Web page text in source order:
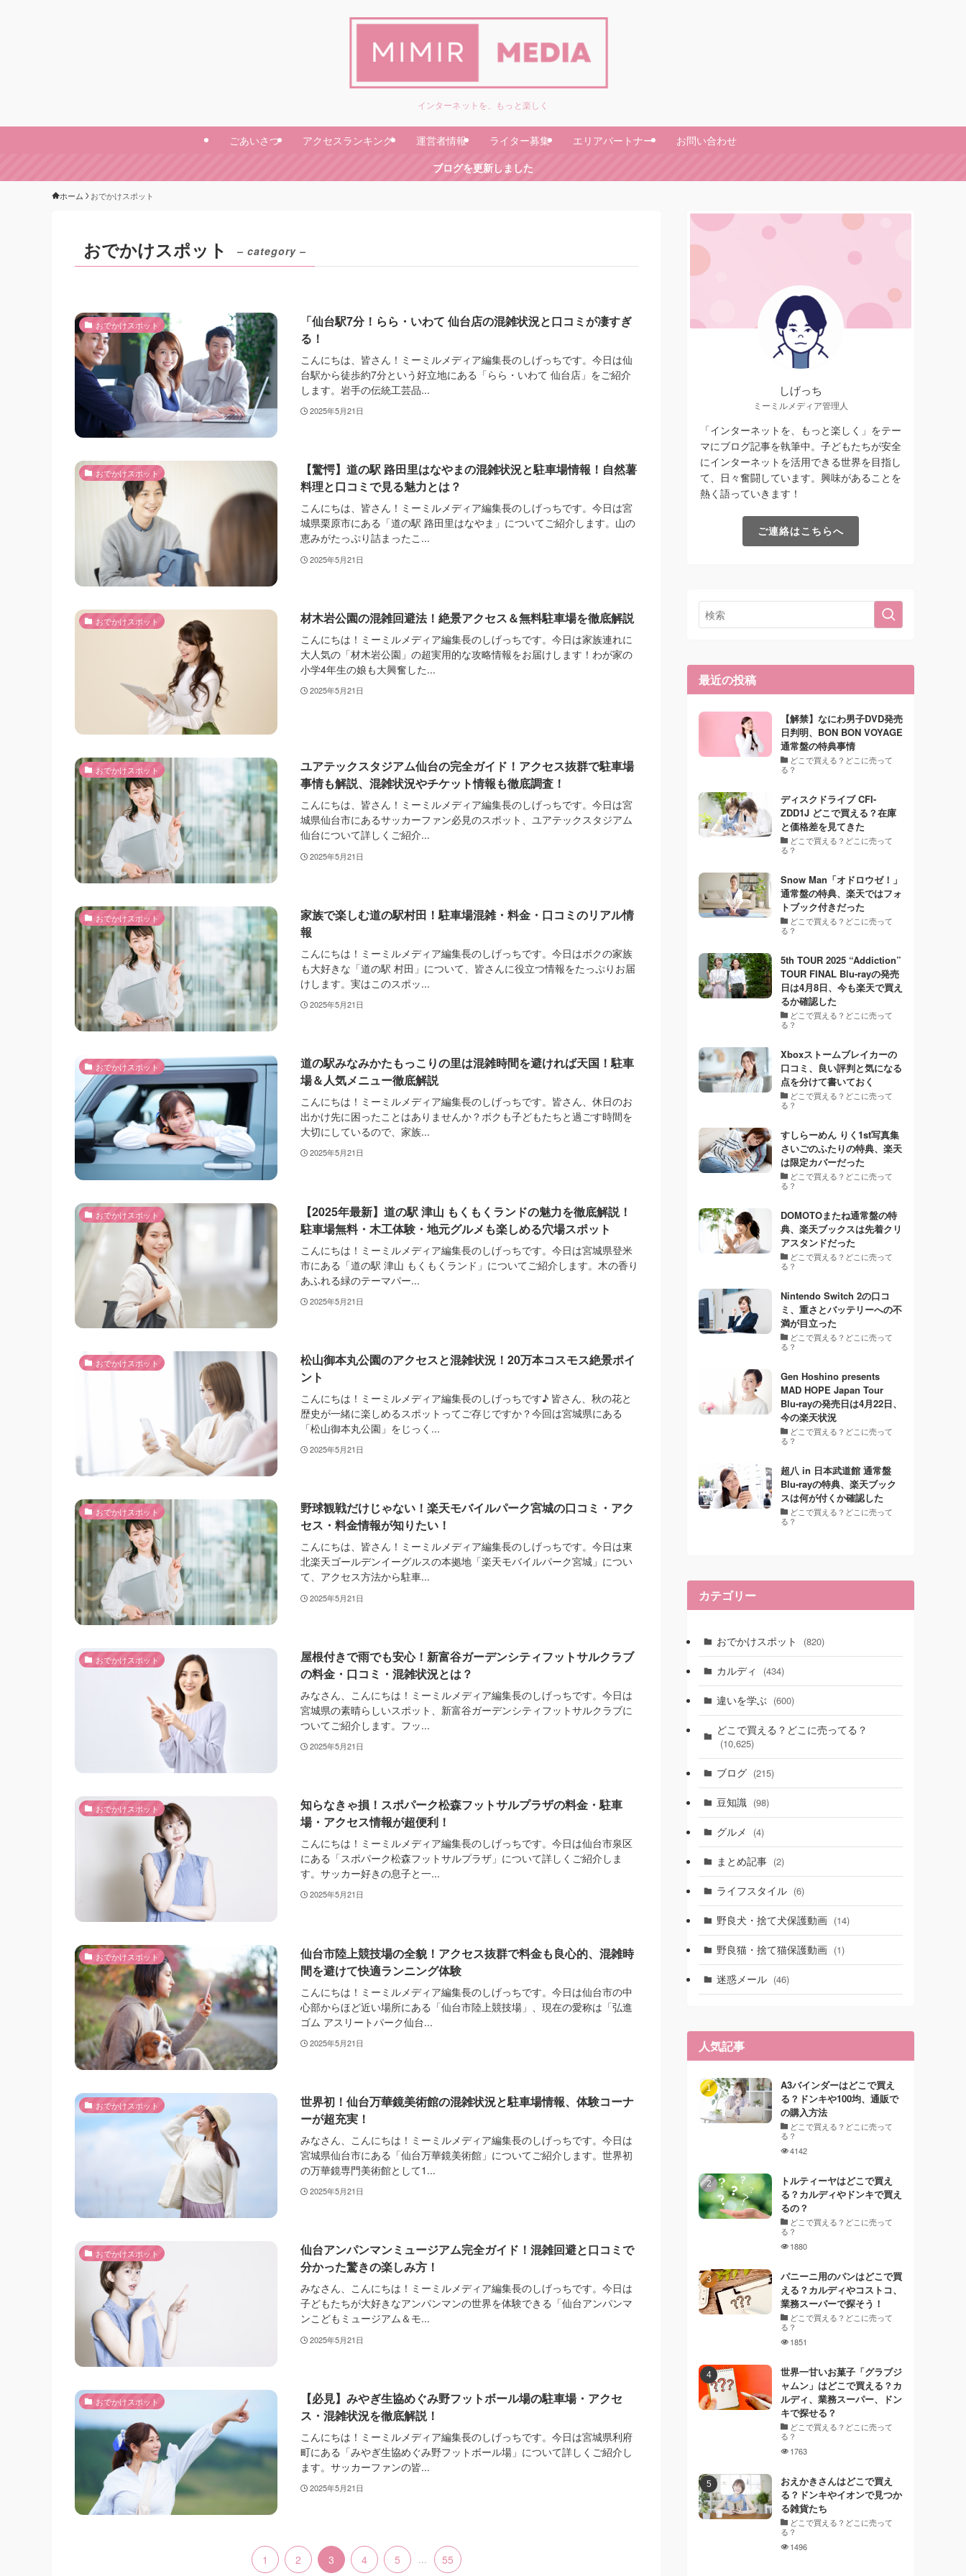
インターネットを、もっと楽しく
ごあいさつ アクセスランキング 運営者情報 ライター募集 エリアパートナー
お問い合わせ
ブログを更新しました
ホーム おでかけスポット
おでかけスポット – category –
おでかけスポット
「仙台駅7分！らら・いわて 仙台店の混雑状況と口コミが凄すぎ
る！
こんにちは、皆さん！ミーミルメディア編集長のしげっちです。今日は仙
台駅から徒歩約7分という好立地にある「らら・いわて 仙台店」をご紹介
します。岩手の伝統工芸品...
2025年5月21日
おでかけスポット
【驚愕】道の駅 路田里はなやまの混雑状況と駐車場情報！自然薯
料理と口コミで見る魅力とは？
こんにちは、皆さん！ミーミルメディア編集長のしげっちです。今日は宮
城県栗原市にある「道の駅 路田里はなやま」についてご紹介します。山の
恵みがたっぷり詰まったこ...
2025年5月21日
おでかけスポット 材木岩公園の混雑回避法！絶景アクセス＆無料駐車場を徹底解説
こんにちは！ミーミルメディア編集長のしげっちです。今日は家族連れに
大人気の「材木岩公園」の超実用的な攻略情報をお届けします！わが家の
小学4年生の娘も大興奮した...
2025年5月21日
おでかけスポット
ユアテックスタジアム仙台の完全ガイド！アクセス抜群で駐車場
事情も解説、混雑状況やチケット情報も徹底調査！
こんにちは、皆さん！ミーミルメディア編集長のしげっちです。今日は宮
城県仙台市にあるサッカーファン必見のスポット、ユアテックスタジアム
仙台について詳しくご紹介...
2025年5月21日
おでかけスポット
家族で楽しむ道の駅村田！駐車場混雑・料金・口コミのリアル情
報
こんにちは！ミーミルメディア編集長のしげっちです。今日はボクの家族
も大好きな「道の駅 村田」について、皆さんに役立つ情報をたっぷりお届
けします。実はこのスポッ...
2025年5月21日
おでかけスポット
道の駅みなみかたもっこりの里は混雑時間を避ければ天国！駐車
場＆人気メニュー徹底解説
こんにちは！ミーミルメディア編集長のしげっちです。皆さん、休日のお
出かけ先に困ったことはありませんか？ボクも子どもたちと過ごす時間を
大切にしているので、家族...
2025年5月21日
おでかけスポット
【2025年最新】道の駅 津山 もくもくランドの魅力を徹底解説！
駐車場無料・木工体験・地元グルメも楽しめる穴場スポット
こんにちは！ミーミルメディア編集長のしげっちです。今日は宮城県登米
市にある「道の駅 津山 もくもくランド」についてご紹介します。木の香り
あふれる緑のテーマパー...
2025年5月21日
おでかけスポット
松山御本丸公園のアクセスと混雑状況！20万本コスモス絶景ポイ
ント
こんにちは！ミーミルメディア編集長のしげっちです♪ 皆さん、秋の花と
歴史が一緒に楽しめるスポットってご存じですか？今回は宮城県にある
「松山御本丸公園」をじっく...
2025年5月21日
おでかけスポット
野球観戦だけじゃない！楽天モバイルパーク宮城の口コミ・アク
セス・料金情報が知りたい！
こんにちは、皆さん！ミーミルメディア編集長のしげっちです。今日は東
北楽天ゴールデンイーグルスの本拠地「楽天モバイルパーク宮城」につい
て、アクセス方法から駐車...
2025年5月21日
おでかけスポット
屋根付きで雨でも安心！新富谷ガーデンシティフットサルクラブ
の料金・口コミ・混雑状況とは？
みなさん、こんにちは！ミーミルメディア編集長のしげっちです。今日は
宮城県の素晴らしいスポット、新富谷ガーデンシティフットサルクラブに
ついてご紹介します。フッ...
2025年5月21日
おでかけスポット
知らなきゃ損！スポパーク松森フットサルプラザの料金・駐車
場・アクセス情報が超便利！
こんにちは！ミーミルメディア編集長のしげっちです。今日は仙台市泉区
にある「スポパーク松森フットサルプラザ」について詳しくご紹介しま
す。サッカー好きの息子と一...
2025年5月21日
おでかけスポット
仙台市陸上競技場の全貌！アクセス抜群で料金も良心的、混雑時
間を避けて快適ランニング体験
こんにちは！ミーミルメディア編集長のしげっちです。今日は仙台市の中
心部からほど近い場所にある「仙台市陸上競技場」、現在の愛称は「弘進
ゴム アスリートパーク仙台...
2025年5月21日
おでかけスポット
世界初！仙台万華鏡美術館の混雑状況と駐車場情報、体験コーナ
ーが超充実！
みなさん、こんにちは！ミーミルメディア編集長のしげっちです。今日は
宮城県仙台市にある「仙台万華鏡美術館」についてご紹介します。世界初
の万華鏡専門美術館として1...
2025年5月21日
おでかけスポット
仙台アンパンマンミュージアム完全ガイド！混雑回避と口コミで
分かった驚きの楽しみ方！
みなさん、こんにちは！ミーミルメディア編集長のしげっちです。今日は
子どもたちが大好きなアンパンマンの世界を体験できる「仙台アンパンマ
ンこどもミュージアム＆モ...
2025年5月21日
おでかけスポット
【必見】みやぎ生協めぐみ野フットボール場の駐車場・アクセ
ス・混雑状況を徹底解説！
こんにちは！ミーミルメディア編集長のしげっちです。今日は宮城県利府
町にある「みやぎ生協めぐみ野フットボール場」について詳しくご紹介し
ます。サッカーファンの皆...
2025年5月21日
1 2 3 4 5 ... 55
しげっち
ミーミルメディア管理人
「インターネットを、もっと楽しく」をテー
マにブログ記事を執筆中。子どもたちが安全
にインターネットを活用できる世界を目指し
て、日々奮闘しています。興味があることを
熱く語っていきます！
ご連絡はこちらへ
最近の投稿
【解禁】なにわ男子DVD発売
日判明、BON BON VOYAGE
通常盤の特典事情
どこで買える？どこに売って
る？
ディスクドライブ CFI-
ZDD1J どこで買える？在庫
と価格差を見てきた
どこで買える？どこに売って
る？
Snow Man「オドロウゼ！」
通常盤の特典、楽天ではフォ
トブック付きだった
どこで買える？どこに売って
る？
5th TOUR 2025 “Addiction”
TOUR FINAL Blu-rayの発売
日は4月8日、今も楽天で買え
るか確認した
どこで買える？どこに売って
る？
Xboxストームブレイカーの
口コミ、良い評判と気になる
点を分けて書いておく
どこで買える？どこに売って
る？
すしらーめん りく1st写真集
さいごのふたりの特典、楽天
は限定カバーだった
どこで買える？どこに売って
る？
DOMOTOまたね通常盤の特
典、楽天ブックスは先着クリ
アスタンドだった
どこで買える？どこに売って
る？
Nintendo Switch 2の口コ
ミ、重さとバッテリーへの不
満が目立った
どこで買える？どこに売って
る？
Gen Hoshino presents
MAD HOPE Japan Tour
Blu-rayの発売日は4月22日、
今の楽天状況
どこで買える？どこに売って
る？
超八 in 日本武道館 通常盤
Blu-rayの特典、楽天ブック
スは何が付くか確認した
どこで買える？どこに売って
る？
カテゴリー
おでかけスポット (820)
カルディ (434)
違いを学ぶ (600)
どこで買える？どこに売ってる？
(10,625)
ブログ (215)
豆知識 (98)
グルメ (4)
まとめ記事 (2)
ライフスタイル (6)
野良犬・捨て犬保護動画 (14)
野良猫・捨て猫保護動画 (1)
迷惑メール (46)
人気記事
A3バインダーはどこで買え
る？ドンキや100均、通販で
の購入方法
どこで買える？どこに売って
る？
4142
トルティーヤはどこで買え
る？カルディやドンキで買え
るの？
どこで買える？どこに売って
る？
1880
パニーニ用のパンはどこで買
える？カルディやコストコ、
業務スーパーで探そう！
どこで買える？どこに売って
る？
1851
世界一甘いお菓子「グラブジ
ャムン」はどこで買える？カ
ルディ、業務スーパー、ドン
キで探せる？
どこで買える？どこに売って
る？
1763
おえかきさんはどこで買え
る？ドンキやイオンで見つか
る雑貨たち
どこで買える？どこに売って
る？
1496